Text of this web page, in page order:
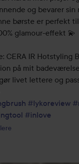
og bevarer sin
børste er perfekt
glamour-effekt 💫
CERA IR Hotstyling
på mit
livet lettere og
#lykoreview
#inlove